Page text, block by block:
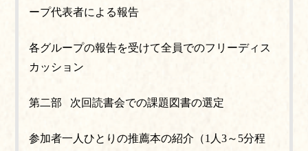
ープ代表者による報告
各グループの報告を受けて全員でのフリーディス
カッション
第二部 次回読書会での課題図書の選定
参加者一人ひとりの推薦本の紹介（1人3～5分程